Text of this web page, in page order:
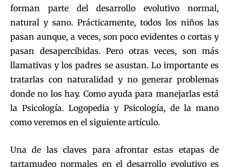
forman parte del desarrollo evolutivo normal,
natural y sano. Prácticamente, todos los niños las
pasan aunque, a veces, son poco evidentes o cortas y
pasan desapercibidas. Pero otras veces, son más
llamativas y los padres se asustan. Lo importante es
tratarlas con naturalidad y no generar problemas
donde no los hay. Como ayuda para manejarlas está
la Psicología. Logopedia y Psicología, de la mano
como veremos en el siguiente artículo.
Una de las claves para afrontar estas etapas de
tartamudeo normales en el desarrollo evolutivo es